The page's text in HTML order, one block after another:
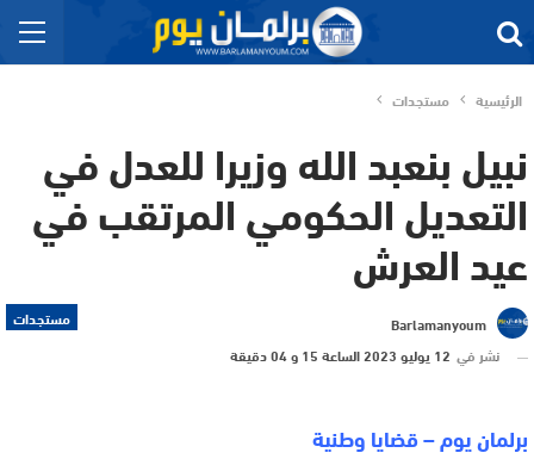
الرئيسية مستجدات
نبيل بنعبد الله وزيرا للعدل في
التعديل الحكومي المرتقب في
عيد العرش
مستجدات
Barlamanyoum
نشر في 12 يوليو 2023 الساعة 15 و 04 دقيقة
برلمان يوم – قضايا وطنية